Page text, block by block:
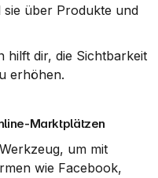
über Produkte und
hilft dir, die Sichtbarkeit
erhöhen.
Marktplätzen
um mit
wie Facebook,